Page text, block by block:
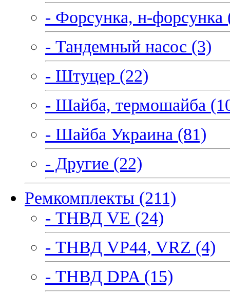
- Форсунка, н-форсунка
- Тандемный насос (3)
- Штуцер (22)
- Шайба, термошайба
- Шайба Украина (81)
- Другие (22)
Ремкомплекты (211)
- ТНВД VE (24)
- ТНВД VP44, VRZ (4)
- ТНВД DPA (15)